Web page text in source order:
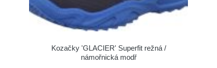
Kozačky 'GLACIER' Superfit režná /
námořnická modř